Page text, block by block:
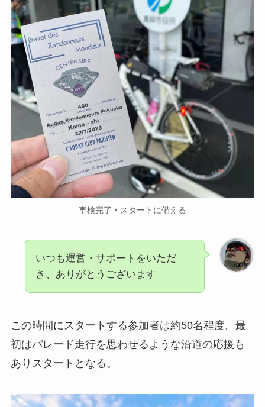
車検完了・スタートに備える
いつも運営・サポートをいただ
き、ありがとうございます
この時間にスタートする参加者は約50名程度。最
初はパレード走行を思わせるような沿道の応援も
ありスタートとなる。